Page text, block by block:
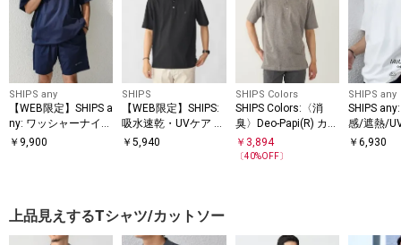
SHIPS any
【WEB限定】SHIPS a
ny: ワッシャーナイロ
ン スピンドル Tシャ
￥ 9,900
SHIPS
【WEB限定】SHIPS:
吸水速乾・UVケア Dr
ymix（R）ワンポイ
￥5,940
SHIPS Colors
SHIPS Colors:〈消
臭〉Deo-Papi(R) カノ
コ ボタンダウン ポロ
シャツ◇
￥ 3,894
〔40%OFF〕
SHIPS any
SHIPS
感/遮熱/
能等〉サ
￥6,930
上品見えするTシャツ/カットソー